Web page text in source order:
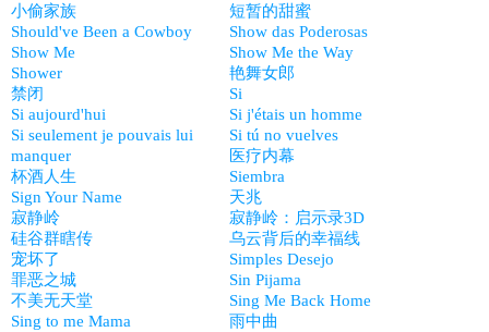
小偷家族
短暂的甜蜜
Should've Been a Cowboy
Show das Poderosas
Show Me
Show Me the Way
Shower
艳舞女郎
禁闭
Si
Si aujourd'hui
Si j'étais un homme
Si seulement je pouvais lui
manquer
Si tú no vuelves
医疗内幕
杯酒人生
Siembra
Sign Your Name
天兆
寂静岭
寂静岭：启示录3D
硅谷群瞎传
乌云背后的幸福线
宠坏了
Simples Desejo
罪恶之城
Sin Pijama
不美无天堂
Sing Me Back Home
Sing to me Mama
雨中曲